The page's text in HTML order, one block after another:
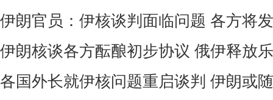
伊朗官员：伊核谈判面临问题 各方将
伊朗核谈各方酝酿初步协议 俄伊释放
各国外长就伊核问题重启谈判 伊朗或